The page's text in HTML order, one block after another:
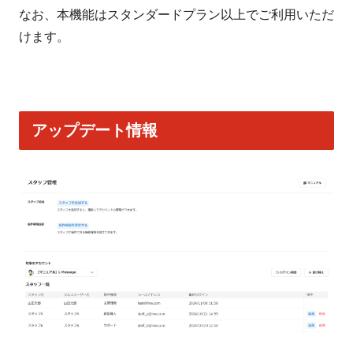
なお、本機能はスタンダードプラン以上でご利用いただ
けます。
アップデート情報